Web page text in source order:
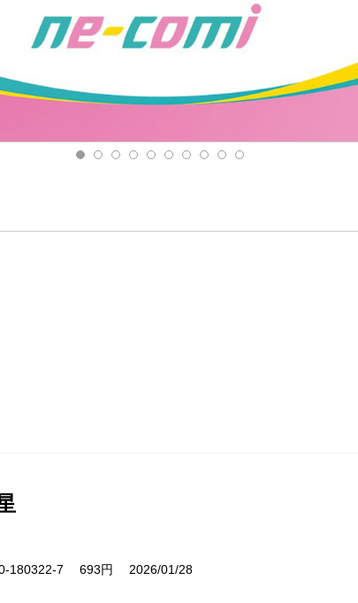
180322-7 693円 2026/01/28